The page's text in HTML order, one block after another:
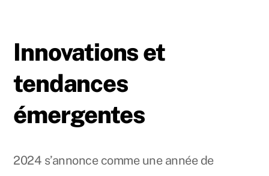
Innovations et
tendances
émergentes
2024 s’annonce comme une année de